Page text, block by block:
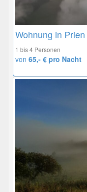
Wohnung in Prien
1 bis 4 Personen
von 65,- € pro Nacht